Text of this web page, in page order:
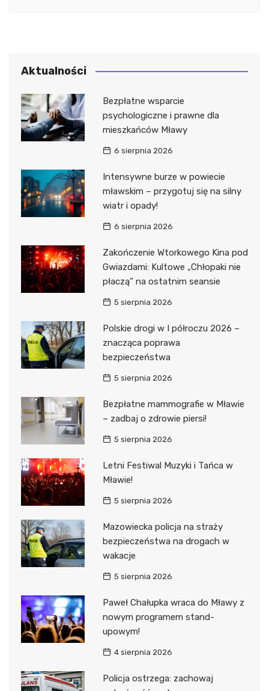
Aktualności
Bezpłatne wsparcie
psychologiczne i prawne dla
mieszkańców Mławy
6 sierpnia 2026
Intensywne burze w powiecie
mławskim – przygotuj się na silny
wiatr i opady!
6 sierpnia 2026
Zakończenie Wtorkowego Kina pod
Gwiazdami: Kultowe „Chłopaki nie
płaczą” na ostatnim seansie
5 sierpnia 2026
Polskie drogi w I półroczu 2026 –
znacząca poprawa
bezpieczeństwa
5 sierpnia 2026
Bezpłatne mammografie w Mławie
– zadbaj o zdrowie piersi!
5 sierpnia 2026
Letni Festiwal Muzyki i Tańca w
Mławie!
5 sierpnia 2026
Mazowiecka policja na straży
bezpieczeństwa na drogach w
wakacje
5 sierpnia 2026
Paweł Chałupka wraca do Mławy z
nowym programem stand-
upowym!
4 sierpnia 2026
Policja ostrzega: zachowaj